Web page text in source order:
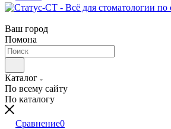
Ваш город
Помона
Каталог
По всему сайту
По каталогу
Сравнение0